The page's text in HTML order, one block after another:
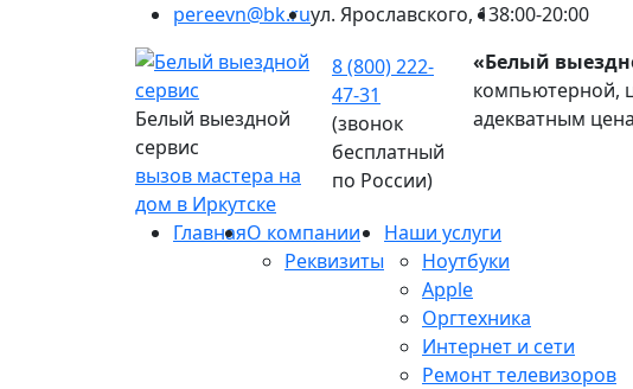
pereevn@bk.ruул. Ярославского, 138:00-20:00
Белый выездной
сервис
вызов мастера на
дом в Иркутске
8 (800) 222-
47-31
(звонок
бесплатный
по России)
«Белый
компьютерной,
адекватным
ГлавнаяО компании
Реквизиты
Наши услуги
Ноутбуки
Apple
Оргтехника
Интернет и сети
Ремонт телевизоров